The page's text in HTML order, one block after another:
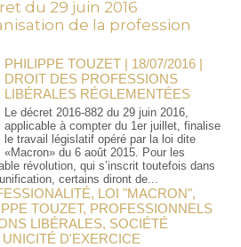
du 29 juin 2016
de la profession
PHILIPPE TOUZET | 18/07/2016 |
DROIT DES PROFESSIONS
LIBÉRALES RÉGLEMENTÉES
Le décret 2016-882 du 29 juin 2016,
applicable à compter du 1er juillet, finalise
le travail législatif opéré par la loi dite
«Macron» du 6 août 2015. Pour les
révolution, qui s’inscrit toutefois dans
certains diront de...
, LOI "MACRON",
TOUZET, PROFESSIONNELS
LIBÉRALES, SOCIÉTÉ
UNICITÉ D'EXERCICE